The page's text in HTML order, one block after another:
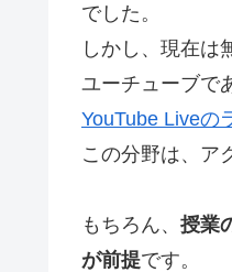
でした。
しかし、現在は
ユーチューブで
YouTube Liveの
この分野は、ア
もちろん、 授業
が前提です。